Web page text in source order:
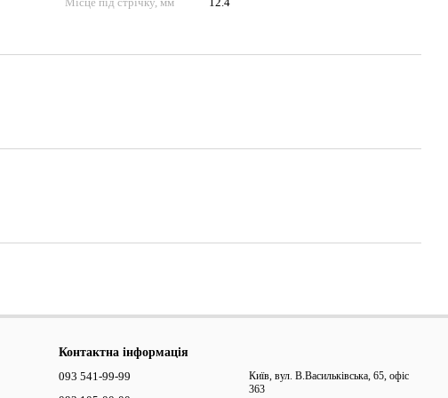
Контактна інформація
093 541-99-99
Київ, вул. В.Васильківська, 65, офіс
363